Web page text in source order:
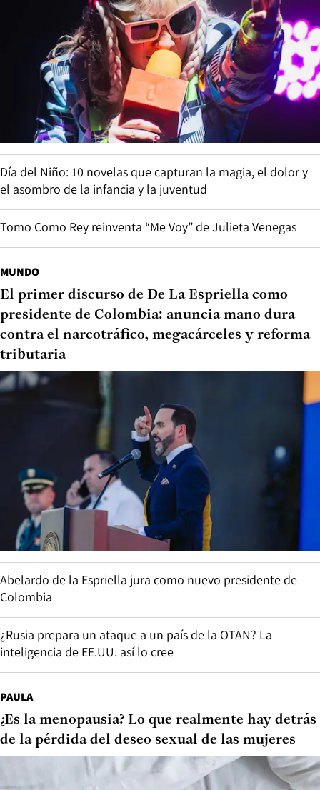
Día del Niño: 10 novelas que capturan la magia, el dolor y
el asombro de la infancia y la juventud
Tomo Como Rey reinventa “Me Voy” de Julieta Venegas
MUNDO
El primer discurso de De La Espriella como
presidente de Colombia: anuncia mano dura
contra el narcotráfico, megacárceles y reforma
tributaria
Abelardo de la Espriella jura como nuevo presidente de
Colombia
¿Rusia prepara un ataque a un país de la OTAN? La
inteligencia de EE.UU. así lo cree
PAULA
¿Es la menopausia? Lo que realmente hay detrás
de la pérdida del deseo sexual de las mujeres